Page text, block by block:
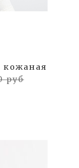
кожаная
руб